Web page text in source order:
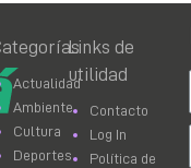
Actualidad
Ambiente
Cultura
Deportes
Links de
utilidad
Contacto
Log In
Política de